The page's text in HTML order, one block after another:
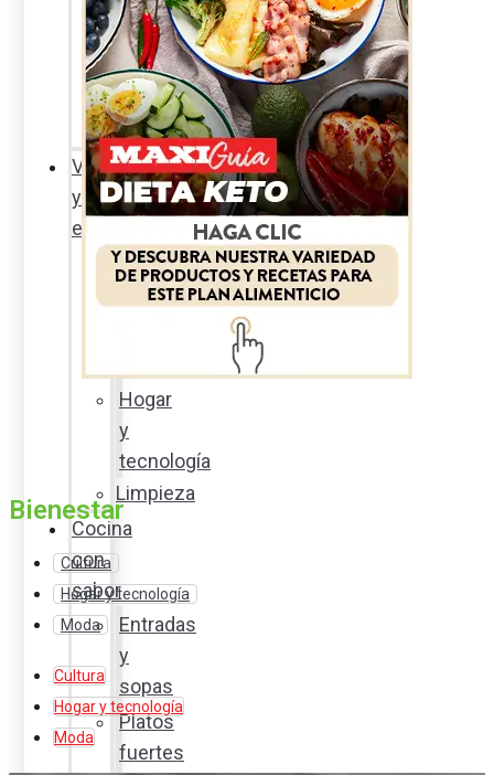
Sexualidad
responsable
En
la
percha
Vida
y
estilo
Productos
nuevos
Hogar
y
tecnología
Limpieza
Cocina
con
sabor
Entradas
y
sopas
Platos
fuertes
Bienestar
Cultura
Hogar y tecnología
Moda
Cultura
Hogar y tecnología
Moda